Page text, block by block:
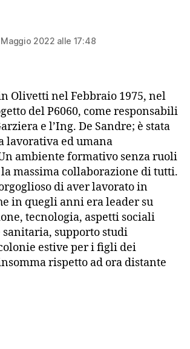
2022 alle 17:48
Olivetti nel Febbraio 1975, nel
del P6060, come responsabili
e l’Ing. De Sandre; è stata
lavorativa ed umana
ambiente formativo senza ruoli
massima collaborazione di tutti.
di aver lavorato in
in quegli anni era leader su
tecnologia, aspetti sociali
supporto studi
estive per i figli dei
rispetto ad ora distante